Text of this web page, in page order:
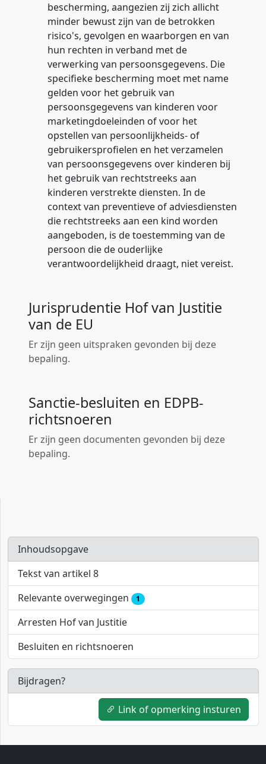
bescherming, aangezien zij zich allicht
minder bewust zijn van de betrokken
risico's, gevolgen en waarborgen en van
hun rechten in verband met de
verwerking van persoonsgegevens. Die
specifieke bescherming moet met name
gelden voor het gebruik van
persoonsgegevens van kinderen voor
marketingdoeleinden of voor het
opstellen van persoonlijkheids- of
gebruikersprofielen en het verzamelen
van persoonsgegevens over kinderen bij
het gebruik van rechtstreeks aan
kinderen verstrekte diensten. In de
context van preventieve of adviesdiensten
die rechtstreeks aan een kind worden
aangeboden, is de toestemming van de
persoon die de ouderlijke
verantwoordelijkheid draagt, niet vereist.
Jurisprudentie Hof van Justitie
van de EU
Er zijn geen uitspraken gevonden bij deze
bepaling.
Sanctie-besluiten en EDPB-
richtsnoeren
Er zijn geen documenten gevonden bij deze
bepaling.
Inhoudsopgave
Tekst van artikel 8
Relevante overwegingen
1
Arresten Hof van Justitie
Besluiten en richtsnoeren
Bijdragen?
Link of opmerking insturen